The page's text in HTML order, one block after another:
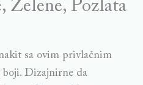
Zelene, Pozlata
sa ovim privlačnim
boji. Dizajnirne da